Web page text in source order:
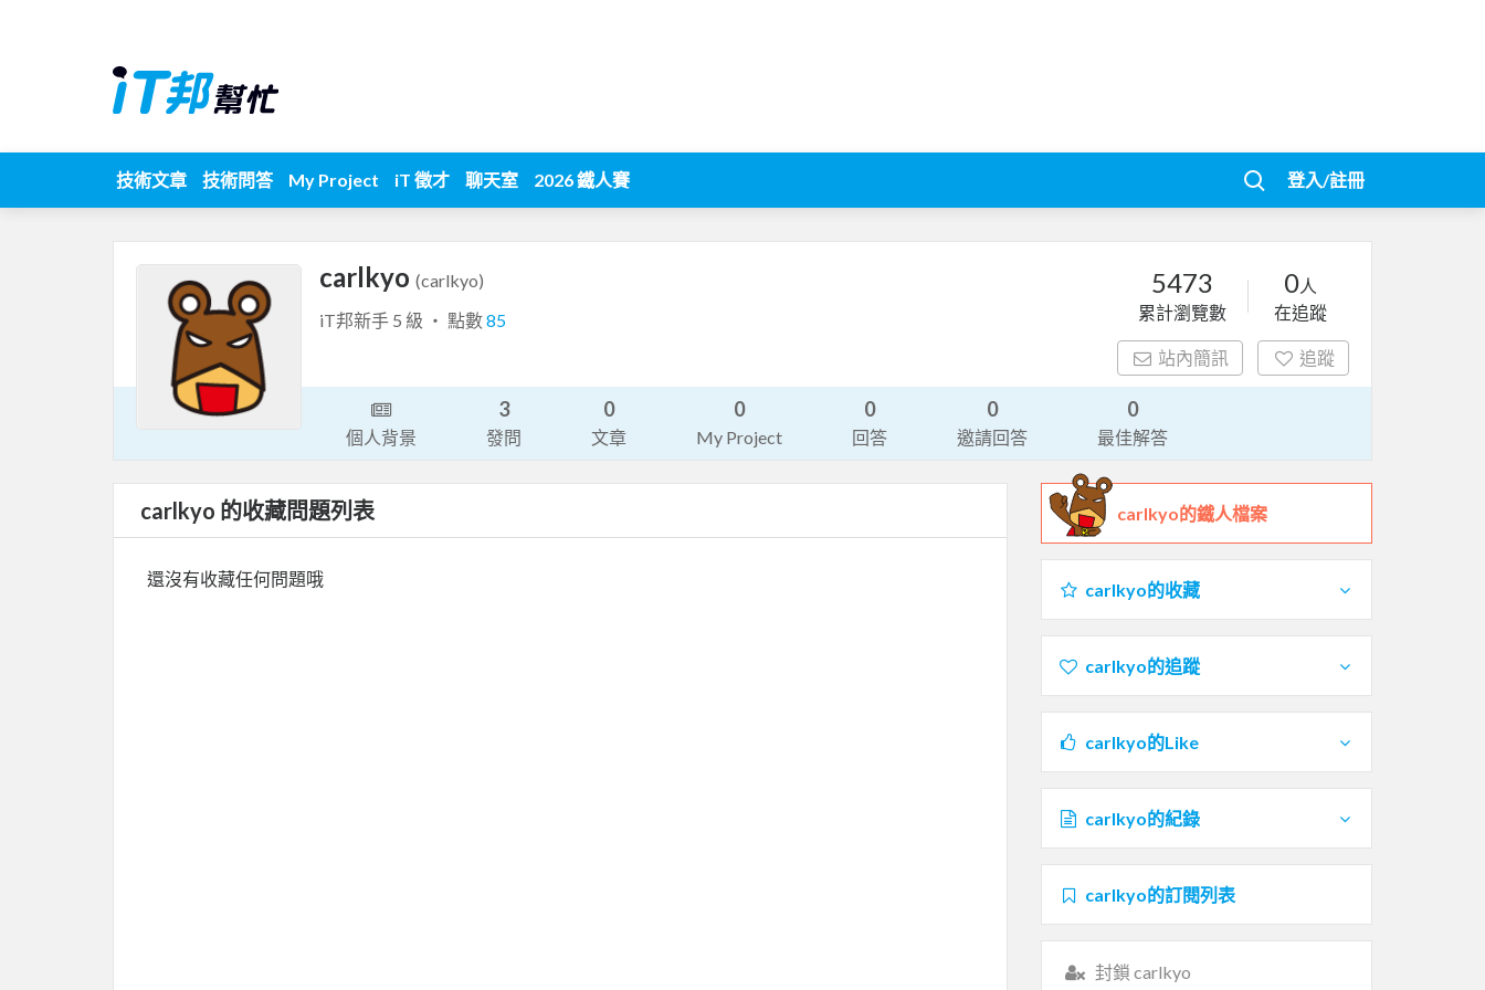
技術文章 技術問答 My Project iT 徵才 聊天室 2026 鐵人賽 登入/註冊
carlkyo (carlkyo)
iT邦新手 5 級 ‧ 點數85
5473
累計瀏覽數
0人
在追蹤
站內簡訊 追蹤
個人背景
3
發問
0
文章
0
My Project
0
回答
0
邀請回答
0
最佳解答
carlkyo 的收藏問題列表
還沒有收藏任何問題哦
carlkyo的鐵人檔案
carlkyo的收藏
carlkyo的追蹤
carlkyo的Like
carlkyo的紀錄
carlkyo的訂閱列表
封鎖 carlkyo